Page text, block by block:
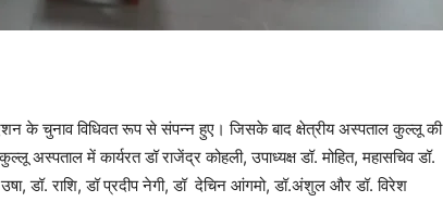
के चुनाव विधिवत रूप से संपन्न हुए। जिसके बाद क्षेत्रीय अस्पताल कुल्लू की
अस्पताल में कार्यरत डॉ राजेंद्र कोहली, उपाध्यक्ष डॉ. मोहित, महासचिव डॉ.
डॉ. राशि, डॉ प्रदीप नेगी, डॉ देचिन आंगमो, डॉ.अंशुल और डॉ. विरेश